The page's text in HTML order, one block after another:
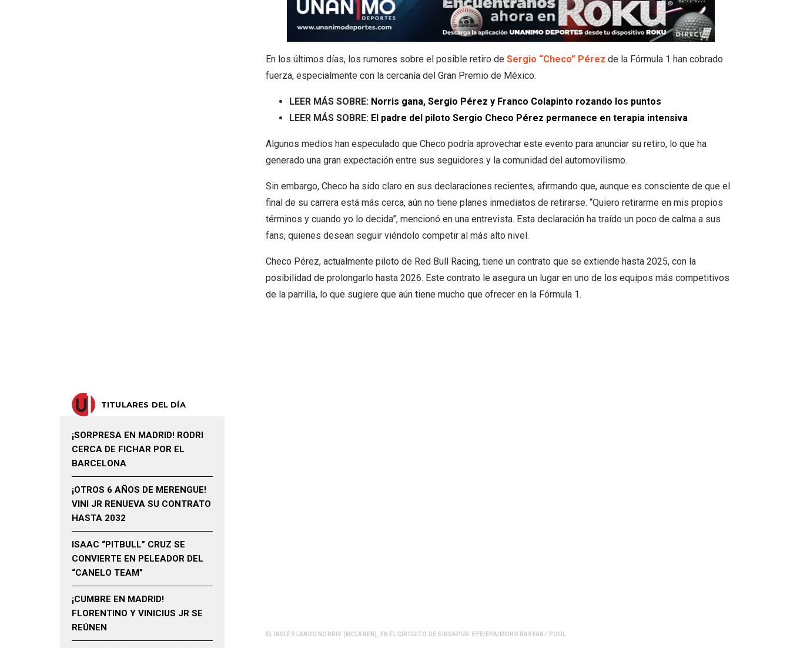
En los últimos días, los rumores sobre el posible retiro de Sergio “Checo” Pérez de la Fórmula 1 han cobrado
fuerza, especialmente con la cercanía del Gran Premio de México.
LEER MÁS SOBRE: Norris gana, Sergio Pérez y Franco Colapinto rozando los puntos
LEER MÁS SOBRE: El padre del piloto Sergio Checo Pérez permanece en terapia intensiva
Algunos medios han especulado que Checo podría aprovechar este evento para anunciar su retiro, lo que ha
generado una gran expectación entre sus seguidores y la comunidad del automovilismo.
Sin embargo, Checo ha sido claro en sus declaraciones recientes, afirmando que, aunque es consciente de que el
final de su carrera está más cerca, aún no tiene planes inmediatos de retirarse. “Quiero retirarme en mis propios
términos y cuando yo lo decida”, mencionó en una entrevista. Esta declaración ha traído un poco de calma a sus
fans, quienes desean seguir viéndolo competir al más alto nivel.
Checo Pérez, actualmente piloto de Red Bull Racing, tiene un contrato que se extiende hasta 2025, con la
posibilidad de prolongarlo hasta 2026. Este contrato le asegura un lugar en uno de los equipos más competitivos
de la parrilla, lo que sugiere que aún tiene mucho que ofrecer en la Fórmula 1.
EL INGLÉS LANDO NORRIS (MCLAREN), EN EL CIRCUITO DE SINGAPUR. EFE/EPA/MOHD RASFAN / POOL
TITULARES DEL DÍA
¡SORPRESA EN MADRID! RODRI
CERCA DE FICHAR POR EL
BARCELONA
¡OTROS 6 AÑOS DE MERENGUE!
VINI JR RENUEVA SU CONTRATO
HASTA 2032
ISAAC “PITBULL” CRUZ SE
CONVIERTE EN PELEADOR DEL
“CANELO TEAM”
¡CUMBRE EN MADRID!
FLORENTINO Y VINICIUS JR SE
REÚNEN